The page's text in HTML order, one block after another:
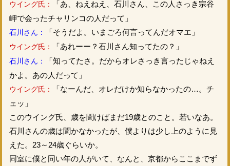
ウイング氏：
「あ、ねえねえ、石川さん、この人さっき宗谷
岬で会ったチャリンコの人だって」
石川さん： 「そうだよ。いまごろ何言ってんだオマエ」
ウイング氏： 「あれーー？石川さん知ってたの？」
石川さん：
「知ってたさ。だからオレさっき言ったじゃねえ
かよ。あの人だって」
ウイング氏：
「なーんだ、オレだけか知らなかったの…。チ
ェッ」
このウイング氏、歳を聞けばまだ19歳とのこと。若いなあ。
石川さんの歳は聞かなかったが、僕よりは少し上のように見
えた。23～24歳ぐらいか。
同室に僕と同い年の人がいて、なんと、京都からここまでず